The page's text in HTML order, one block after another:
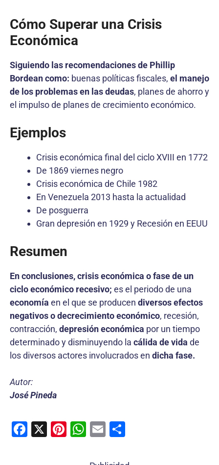
Cómo Superar una Crisis
Económica
Siguiendo las recomendaciones de Phillip
Bordean como: buenas políticas fiscales, el manejo
de los problemas en las deudas, planes de ahorro y
el impulso de planes de crecimiento económico.
Ejemplos
Crisis económica final del ciclo XVIII en 1772
De 1869 viernes negro
Crisis económica de Chile 1982
En Venezuela 2013 hasta la actualidad
De posguerra
Gran depresión en 1929 y Recesión en EEUU
Resumen
En conclusiones, crisis económica o fase de un
ciclo económico recesivo; es el periodo de una
economía en el que se producen diversos efectos
negativos o decrecimiento económico, recesión,
contracción, depresión económica por un tiempo
determinado y disminuyendo la cálida de vida de
los diversos actores involucrados en dicha fase.
Autor:
José Pineda
F
X
Pi W
at
E
ai m